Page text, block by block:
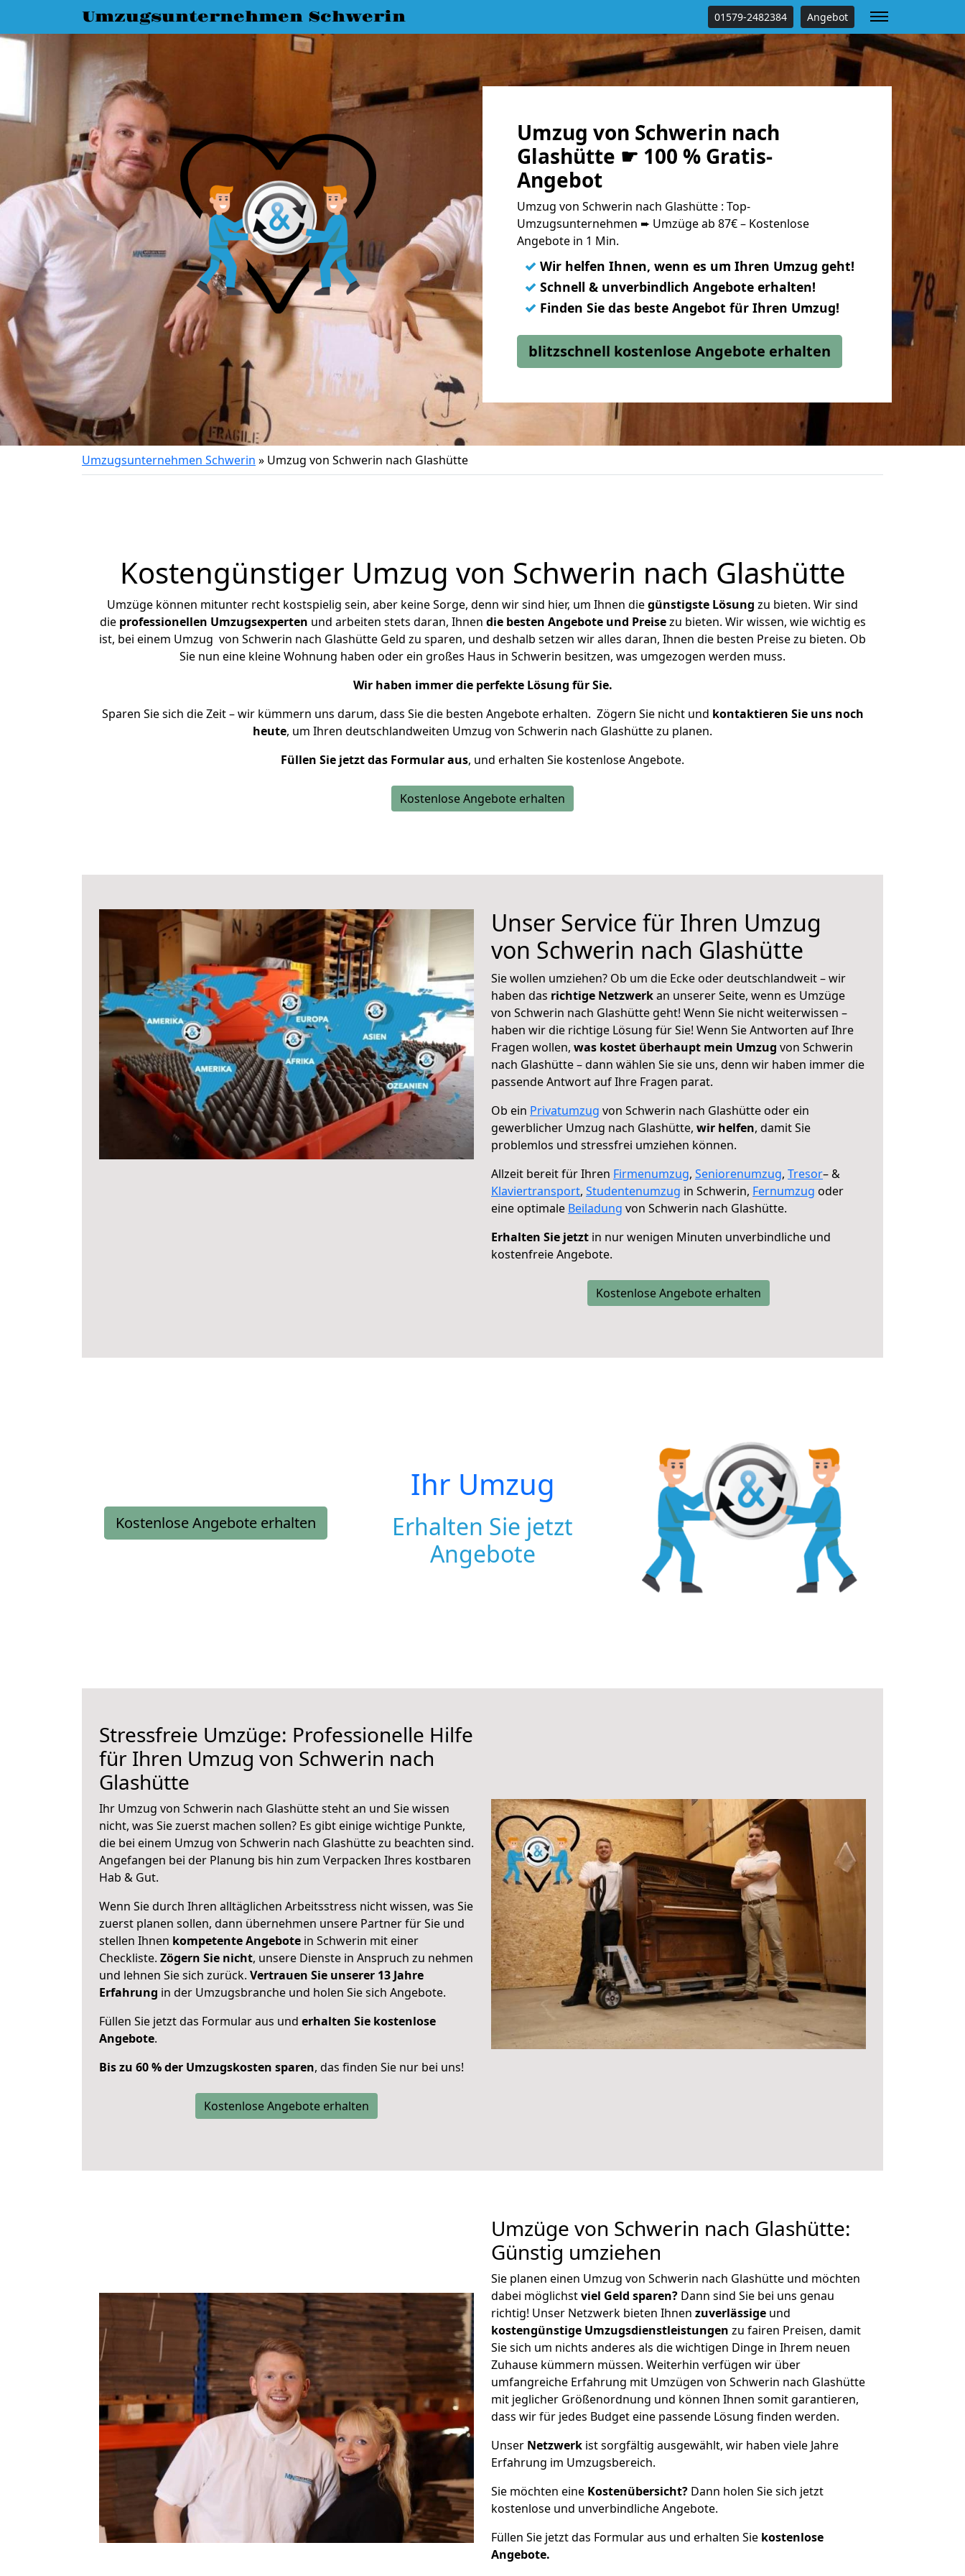
Umzugsunternehmen Schwerin 01579-2482384 Angebot
Umzug von Schwerin nach
Glashütte ☛ 100 % Gratis-
Angebot
Umzug von Schwerin nach Glashütte : Top-
Umzugsunternehmen ➨ Umzüge ab 87€ – Kostenlose
Angebote in 1 Min.
✓ Wir helfen Ihnen, wenn es um Ihren Umzug geht!
✓ Schnell & unverbindlich Angebote erhalten!
✓ Finden Sie das beste Angebot für Ihren Umzug!
blitzschnell kostenlose Angebote erhalten
Umzugsunternehmen Schwerin » Umzug von Schwerin nach Glashütte
Kostengünstiger Umzug von Schwerin nach Glashütte
Umzüge können mitunter recht kostspielig sein, aber keine Sorge, denn wir sind hier, um Ihnen diegünstigste Lösung zu bieten. Wir sind
die professionellen Umzugsexperten und arbeiten stets daran, Ihnen die besten Angebote und Preisezu bieten. Wir wissen, wie wichtig es
ist, bei einem Umzug von Schwerin nach Glashütte Geld zu sparen, und deshalb setzen wir alles daran, Ihnen die besten Preise zu bieten. Ob
Sie nun eine kleine Wohnung haben oder ein großes Haus in Schwerin besitzen, was umgezogen werden muss.
Wir haben immer die perfekte Lösung für Sie.
Sparen Sie sich die Zeit – wir kümmern uns darum, dass Sie die besten Angebote erhalten. Zögern Sie nicht und kontaktieren Sie uns noch
heute, um Ihren deutschlandweiten Umzug von Schwerin nach Glashütte zu planen.
Füllen Sie jetzt das Formular aus, und erhalten Sie kostenlose Angebote.
Kostenlose Angebote erhalten
Unser Service für Ihren Umzug
von Schwerin nach Glashütte
Sie wollen umziehen? Ob um die Ecke oder deutschlandweit – wir
haben das richtige Netzwerkan unserer Seite, wenn es Umzüge
von Schwerin nach Glashütte geht! Wenn Sie nicht weiterwissen –
haben wir die richtige Lösung für Sie! Wenn Sie Antworten auf Ihre
Fragen wollen, was kostet überhaupt mein Umzug von Schwerin
nach Glashütte – dann wählen Sie sie uns, denn wir haben immer die
passende Antwort auf Ihre Fragen parat.
Ob ein Privatumzug von Schwerin nach Glashütte oder ein
gewerblicher Umzug nach Glashütte, wir helfen, damit Sie
problemlos und stressfrei umziehen können.
Allzeit bereit für Ihren Firmenumzug, Seniorenumzug, Tresor– &
Klaviertransport, Studentenumzug in Schwerin, Fernumzug oder
eine optimale Beiladung von Schwerin nach Glashütte.
Erhalten Sie jetzt in nur wenigen Minuten unverbindliche und
kostenfreie Angebote.
Kostenlose Angebote erhalten
Kostenlose Angebote erhalten
Ihr Umzug
Erhalten Sie jetzt
Angebote
Stressfreie Umzüge: Professionelle Hilfe
für Ihren Umzug von Schwerin nach
Glashütte
Ihr Umzug von Schwerin nach Glashütte steht an und Sie wissen
nicht, was Sie zuerst machen sollen? Es gibt einige wichtige Punkte,
die bei einem Umzug von Schwerin nach Glashütte zu beachten sind.
Angefangen bei der Planung bis hin zum Verpacken Ihres kostbaren
Hab & Gut.
Wenn Sie durch Ihren alltäglichen Arbeitsstress nicht wissen, was Sie
zuerst planen sollen, dann übernehmen unsere Partner für Sie und
stellen Ihnen kompetente Angebote in Schwerin mit einer
Checkliste. Zögern Sie nicht, unsere Dienste in Anspruch zu nehmen
und lehnen Sie sich zurück. Vertrauen Sie unserer 13 Jahre
Erfahrung in der Umzugsbranche und holen Sie sich Angebote.
Füllen Sie jetzt das Formular aus und erhalten Sie kostenlose
Angebote.
Bis zu 60 % der Umzugskosten sparen, das finden Sie nur bei uns!
Kostenlose Angebote erhalten
Umzüge von Schwerin nach Glashütte:
Günstig umziehen
Sie planen einen Umzug von Schwerin nach Glashütte und möchten
dabei möglichstviel Geld sparen? Dann sind Sie bei uns genau
richtig! Unser Netzwerk bieten Ihnen zuverlässige und
kostengünstige Umzugsdienstleistungen zu fairen Preisen, damit
Sie sich um nichts anderes als die wichtigen Dinge in Ihrem neuen
Zuhause kümmern müssen. Weiterhin verfügen wir über
umfangreiche Erfahrung mit Umzügen von Schwerin nach Glashütte
mit jeglicher Größenordnung und können Ihnen somit garantieren,
dass wir für jedes Budget eine passende Lösung finden werden.
Unser Netzwerk ist sorgfältig ausgewählt, wir haben viele Jahre
Erfahrung im Umzugsbereich.
Sie möchten eine Kostenübersicht? Dann holen Sie sich jetzt
kostenlose und unverbindliche Angebote.
Füllen Sie jetzt das Formular aus und erhalten Sie kostenlose
Angebote.